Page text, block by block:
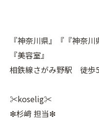
『神奈川県』『『神奈
『美容室』
相鉄線さがみ野駅 徒歩
✂︎koselig✂︎
❇︎杉﨑 担当❇︎